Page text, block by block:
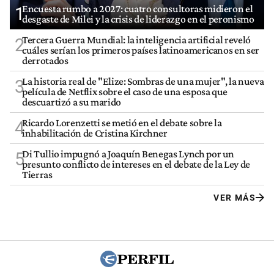
1Encuesta rumbo a 2027: cuatro consultoras midieron el
desgaste de Milei y la crisis de liderazgo en el peronismo
2Tercera Guerra Mundial: la inteligencia artificial reveló
cuáles serían los primeros países latinoamericanos en ser
derrotados
3La historia real de "Elize: Sombras de una mujer", la nueva
película de Netflix sobre el caso de una esposa que
descuartizó a su marido
4Ricardo Lorenzetti se metió en el debate sobre la
inhabilitación de Cristina Kirchner
5Di Tullio impugnó a Joaquín Benegas Lynch por un
presunto conflicto de intereses en el debate de la Ley de
Tierras
VER MÁS